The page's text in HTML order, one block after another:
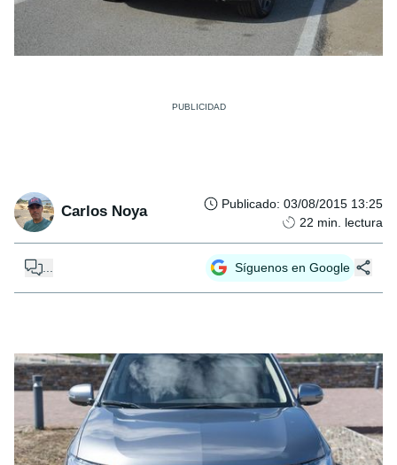
Carlos Noya Publicado: 03/08/2015 13:25
22 min. lectura
Síguenos en Google